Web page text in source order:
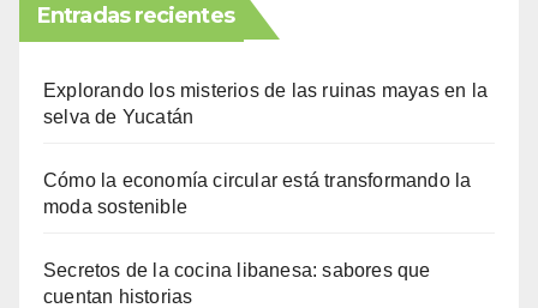
Entradas recientes
Explorando los misterios de las ruinas mayas en la
selva de Yucatán
Cómo la economía circular está transformando la
moda sostenible
Secretos de la cocina libanesa: sabores que
cuentan historias